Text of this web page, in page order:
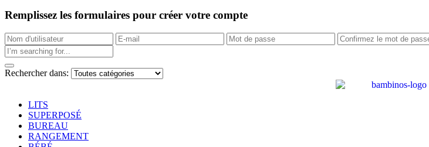
Remplissez les formulaires pour créer votre compte
Rechercher dans:
LITS
SUPERPOSÉ
BUREAU
RANGEMENT